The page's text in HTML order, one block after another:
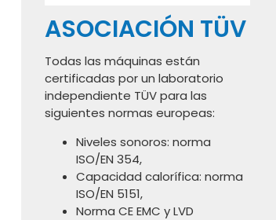
ASOCIACIÓN TÜV
Todas las máquinas están
certificadas por un laboratorio
independiente TÜV para las
siguientes normas europeas:
Niveles sonoros: norma
ISO/EN 354,
Capacidad calorífica: norma
ISO/EN 5151,
Norma CE EMC y LVD